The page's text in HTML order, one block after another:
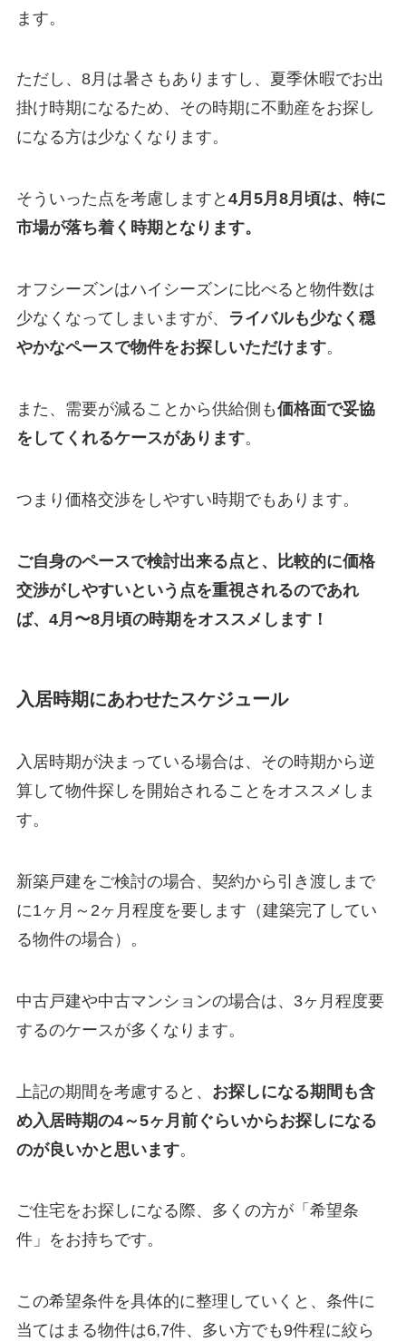
ます。
ただし、8月は暑さもありますし、夏季休暇でお出
掛け時期になるため、その時期に不動産をお探し
になる方は少なくなります。
そういった点を考慮しますと 4月5月8月頃は、特に
市場が落ち着く時期となります。
オフシーズンはハイシーズンに比べると物件数は
少なくなってしまいますが、
ライバルも少なく穏
やかなペースで物件をお探しいただけます。
また、需要が減ることから供給側も価格面で妥協
をしてくれるケースがあります。
つまり価格交渉をしやすい時期でもあります。
ご自身のペースで検討出来る点と、比較的に価格
交渉がしやすいという点を重視されるのであれ
ば、4月〜8月頃の時期をオススメします！
入居時期にあわせたスケジュール
入居時期が決まっている場合は、その時期から逆
算して物件探しを開始されることをオススメしま
す。
新築戸建をご検討の場合、契約から引き渡しまで
に1ヶ月～2ヶ月程度を要します（建築完了してい
る物件の場合）。
中古戸建や中古マンションの場合は、3ヶ月程度要
するのケースが多くなります。
上記の期間を考慮すると、 お探しになる期間も含
め入居時期の4～5ヶ月前ぐらいからお探しになる
のが良いかと思います。
ご住宅をお探しになる際、多くの方が「希望条
件」をお持ちです。
この希望条件を具体的に整理していくと、条件に
当てはまる物件は6,7件、多い方でも9件程に絞ら